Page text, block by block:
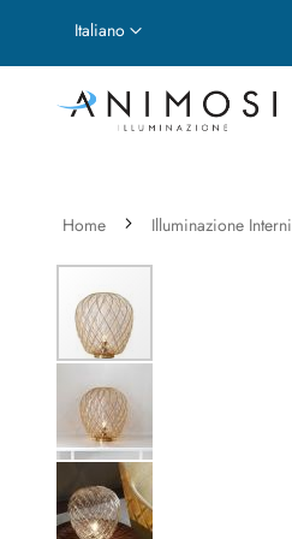
Lingua
Italiano
Home Illuminazione Interni
Vai
fine
della
immagini